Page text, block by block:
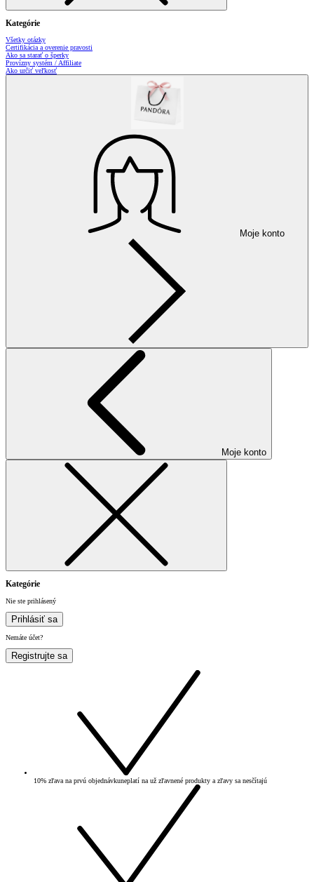
Kategórie
Všetky otázky
Certifikácia a overenie pravosti
Ako sa starať o šperky
Provízny systém / Affiliate
Ako určiť veľkosť
Moje konto
Moje konto
Kategórie
Nie ste prihlásený
Prihlásiť sa
Nemáte účet?
Registrujte sa
10% zľava na prvú objednávkuneplatí na už zľavnené produkty a zľavy sa nesčítajú